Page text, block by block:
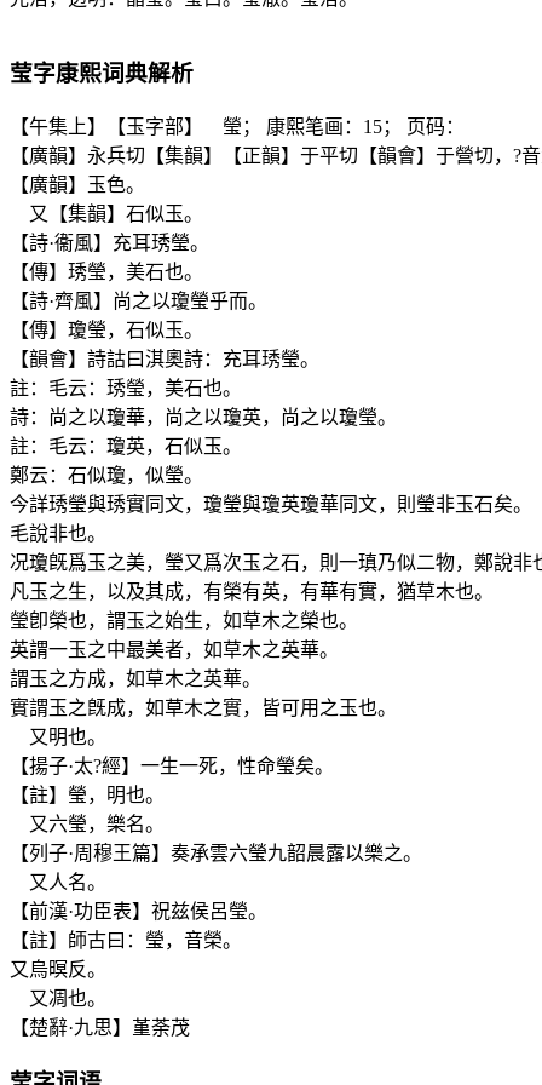
莹字康熙词典解析
【午集上】【玉字部】 瑩； 康熙笔画：15； 页码：
【廣韻】永兵切【集韻】【正韻】于平切【韻會】于營切，?
【廣韻】玉色。
又【集韻】石似玉。
【詩·衞風】充耳琇瑩。
【傳】琇瑩，美石也。
【詩·齊風】尚之以瓊瑩乎而。
【傳】瓊瑩，石似玉。
【韻會】詩詁曰淇奧詩：充耳琇瑩。
註：毛云：琇瑩，美石也。
詩：尚之以瓊華，尚之以瓊英，尚之以瓊瑩。
註：毛云：瓊英，石似玉。
鄭云：石似瓊，似瑩。
今詳琇瑩與琇實同文，瓊瑩與瓊英瓊華同文，則瑩非玉石矣。
毛說非也。
况瓊旣爲玉之美，瑩又爲次玉之石，則一瑱乃似二物，鄭說非
凡玉之生，以及其成，有榮有英，有華有實，猶草木也。
瑩卽榮也，謂玉之始生，如草木之榮也。
英謂一玉之中最美者，如草木之英華。
謂玉之方成，如草木之英華。
實謂玉之旣成，如草木之實，皆可用之玉也。
又明也。
【揚子·太?經】一生一死，性命瑩矣。
【註】瑩，明也。
又六瑩，樂名。
【列子·周穆王篇】奏承雲六瑩九韶晨露以樂之。
又人名。
【前漢·功臣表】祝兹侯呂瑩。
【註】師古曰：瑩，音榮。
又烏暝反。
又凋也。
【楚辭·九思】堇荼茂